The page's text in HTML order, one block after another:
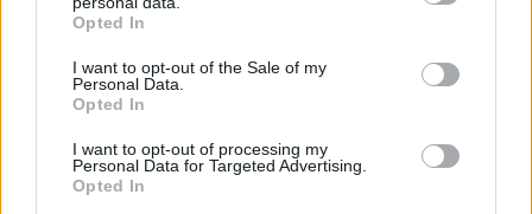
grant or deny consent to Google and its third-party tags to
use your data for below specified purposes in below Google
consent section.
Opted In
I want to opt-out of the Sale of my
Personal Data.
Opted In
I want to opt-out of processing my
Personal Data for Targeted Advertising.
Opted In
ονομάζουμε δημόσια διπλωματία, δηλαδή την
χώρας πόσο εξαγώγιμη και ελκυστική μπορεί
να γίνει χώρα αλλά και βέβαια τις ήπιες
πιο ισχυρές ήπιες ισχύος του κόσμου».